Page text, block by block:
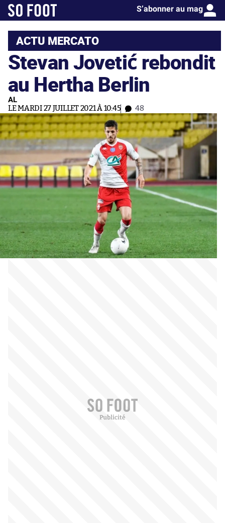
S’abonner au mag
ACTU MERCATO
Stevan Jovetić rebondit
au Hertha Berlin
AL
LE MARDI 27 JUILLET 2021 À 10:45 48